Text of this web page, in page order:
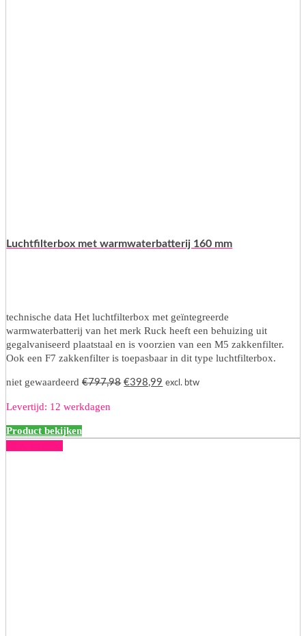
Luchtfilterbox met warmwaterbatterij 160 mm
technische data Het luchtfilterbox met geïntegreerde
warmwaterbatterij van het merk Ruck heeft een behuizing uit
gegalvaniseerd plaatstaal en is voorzien van een M5 zakkenfilter.
Ook een F7 zakkenfilter is toepasbaar in dit type luchtfilterbox.
niet gewaardeerd €797,98 Oorspronkelijke
€398,99 Huidige
excl. btw
Levertijd: 12 werkdagen
Product bekijken